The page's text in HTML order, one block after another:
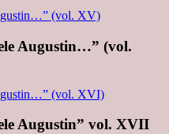
Augustin…” (vol.
Augustin” vol. XVII